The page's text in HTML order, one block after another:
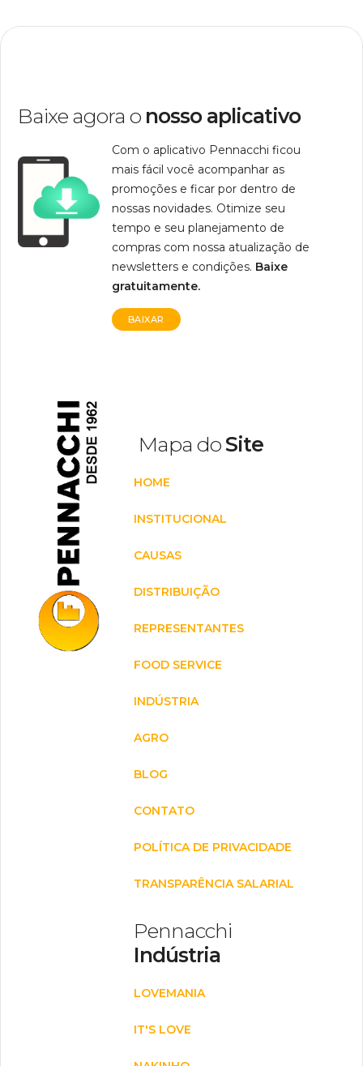
Baixe agora o nosso aplicativo
Com o aplicativo Pennacchi ficou
mais fácil você acompanhar as
promoções e ficar por dentro de
nossas novidades. Otimize seu
tempo e seu planejamento de
compras com nossa atualização de
newsletters e condições. Baixe
gratuitamente.
BAIXAR
Mapa doSite
HOME
INSTITUCIONAL
CAUSAS
DISTRIBUIÇÃO
REPRESENTANTES
FOOD SERVICE
INDÚSTRIA
AGRO
BLOG
CONTATO
POLÍTICA DE PRIVACIDADE
TRANSPARÊNCIA SALARIAL
Pennacchi
Indústria
LOVEMANIA
IT'S LOVE